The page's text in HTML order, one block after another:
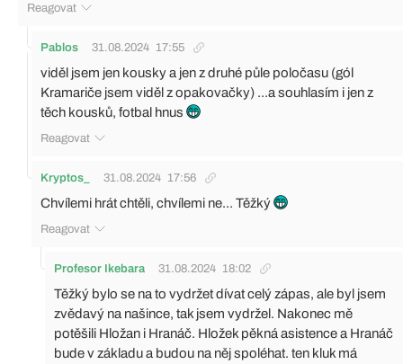
Reagovat
Pablos 31.08.2024 17:55
viděl jsem jen kousky a jen z druhé půle poločasu (gól
Kramariče jsem viděl z opakovačky) ...a souhlasím i jen z
těch kousků, fotbal hnus
Reagovat
Kryptos_ 31.08.2024 17:56
Chvílemi hrát chtěli, chvílemi ne... Těžký
Reagovat
Profesor Ikebara 31.08.2024 18:02
Těžký bylo se na to vydržet dívat celý zápas, ale byl jsem
zvědavý na našince, tak jsem vydržel. Nakonec mě
potěšili Hložan i Hranáč. Hložek pěkná asistence a Hranáč
bude v základu a budou na něj spoléhat. ten kluk má